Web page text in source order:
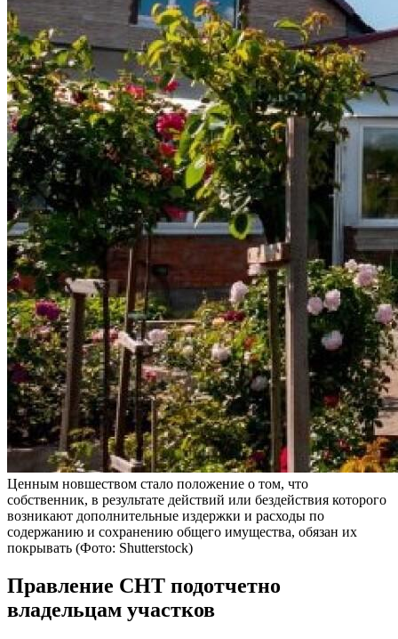
Ценным новшеством стало положение о том, что
собственник, в результате действий или бездействия которого
возникают дополнительные издержки и расходы по
содержанию и сохранению общего имущества, обязан их
покрывать (Фото: Shutterstock)
Правление СНТ подотчетно
владельцам участков